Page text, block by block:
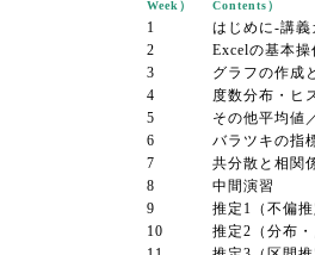
Week）
Contents）
1
はじめに‐講
2
Excelの基本操
3
グラフの作成
4
度数分布・ヒ
5
その他平均値
6
バラツキの指
7
共分散と相関
8
中間演習
9
推定1（不偏推
10
推定2（分布